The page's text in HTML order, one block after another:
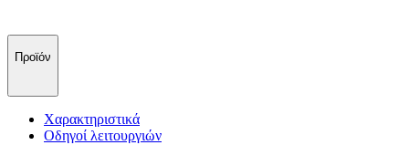
Προϊόν
Χαρακτηριστικά
Οδηγοί λειτουργιών